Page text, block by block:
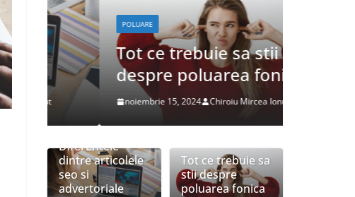
POLUARE
Tot ce trebuie sa stii
despre poluarea fonica
noiembrie 15, 2024 Chiroiu Mircea Ionut
Diferentele
dintre articolele
seo si
advertoriale
Tot ce trebuie sa
stii despre
poluarea fonica